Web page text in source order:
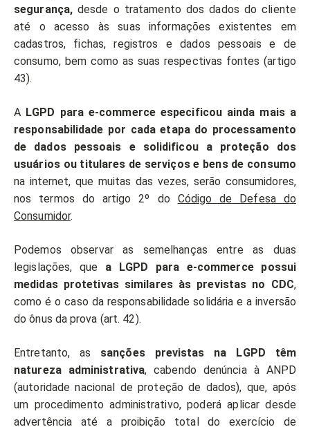
segurança, desde o tratamento dos dados do cliente
até o acesso às suas informações existentes em
cadastros, fichas, registros e dados pessoais e de
consumo, bem como as suas respectivas fontes (artigo
43).
A LGPD para e-commerce especificou ainda mais a
responsabilidade por cada etapa do processamento
de dados pessoais e solidificou a proteção dos
usuários ou titulares de serviços e bens de consumo
na internet, que muitas das vezes, serão consumidores,
nos termos do artigo 2º do Código de Defesa do
Consumidor.
Podemos observar as semelhanças entre as duas
legislações, que a LGPD para e-commerce possui
medidas protetivas similares às previstas no CDC,
como é o caso da responsabilidade solidária e a inversão
do ônus da prova (art. 42).
Entretanto, as sanções previstas na LGPD têm
natureza administrativa, cabendo denúncia à ANPD
(autoridade nacional de proteção de dados), que, após
um procedimento administrativo, poderá aplicar desde
advertência até a proibição total do exercício de